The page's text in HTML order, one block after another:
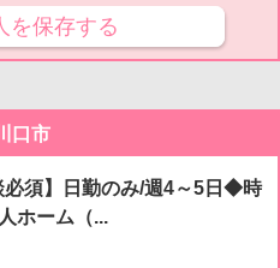
保存する
口市
必須】日勤のみ/週4～5日◆時
ホーム（...